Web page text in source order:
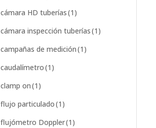
cámara HD tuberías(1)
cámara inspección tuberías(1)
campañas de medición(1)
caudalímetro(1)
clamp on(1)
flujo particulado(1)
flujómetro Doppler(1)